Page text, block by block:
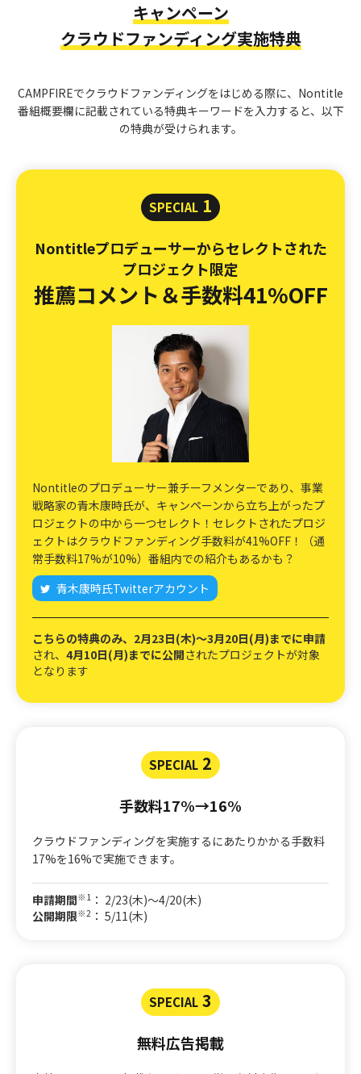
キャンペーン
クラウドファンディング実施特典
CAMPFIREでクラウドファンディングをはじめる際に、 Nontitle
番組概要欄に記載されている特典キーワードを入力すると、 以下
の特典が受けられます。
SPECIAL 1
Nontitleプロデューサーからセレクトされた
プロジェクト限定
推薦コメント＆手数料41%OFF
Nontitleのプロデューサー兼チーフメンターであり、事業
戦略家の青木康時氏が、キャンペーンから立ち上がったプ
ロジェクトの中から一つセレクト！セレクトされたプロジ
ェクトはクラウドファンディング手数料が41%OFF！（通
常手数料17%が10%）番組内での紹介もあるかも？
青木康時氏Twitterアカウント
こちらの特典のみ、2月23日(木)〜3月20日(月)までに申請
され、 4月10日(月)までに公開されたプロジェクトが対象
となります
SPECIAL 2
手数料17%→16%
クラウドファンディングを実施するにあたりかかる手数料
17%を16%で実施できます。
申請期間※1 ： 2/23(木)〜4/20(木)
公開期限※2 ： 5/11(木)
SPECIAL 3
無料広告掲載